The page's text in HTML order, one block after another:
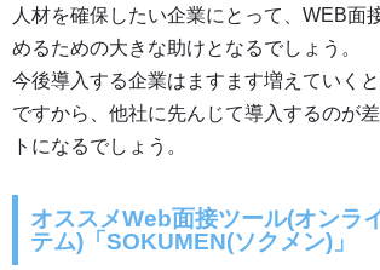
人材を確保したい企業にとって、WEB面
めるための大きな助けとなるでしょう。
今後導入する企業はますます増えていくと
ですから、他社に先んじて導入するのが
トになるでしょう。
オススメWeb面接ツール(オンラ
テム)「SOKUMEN(ソクメン)」